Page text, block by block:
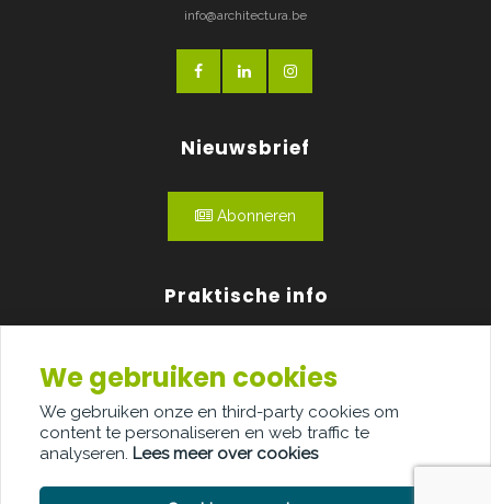
info@architectura.be
Nieuwsbrief
Abonneren
Praktische info
Over ons
Adverteren
Contact
We gebruiken cookies
We gebruiken onze en third-party cookies om
content te personaliseren en web traffic te
analyseren. Lees meer over cookies